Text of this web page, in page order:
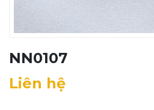
NN0107
Liên hệ